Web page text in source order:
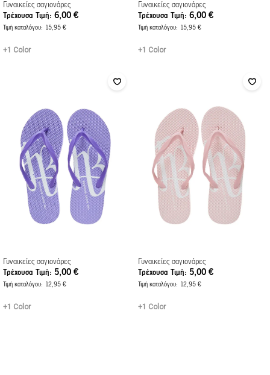
Γυναικείες σαγιονάρες
Τρέχουσα Τιμή
6,00 €
Τιμή καταλόγου 15,95 €
+1 Color
Γυναικείες σαγιονάρες
Τρέχουσα Τιμή
6,00 €
Τιμή καταλόγου 15,95 €
+1 Color
Γυναικείες σαγιονάρες
Τρέχουσα Τιμή
5,00 €
Τιμή καταλόγου 12,95 €
+1 Color
Γυναικείες σαγιονάρες
Τρέχουσα Τιμή
5,00 €
Τιμή καταλόγου 12,95 €
+1 Color